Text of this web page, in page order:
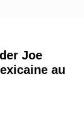
Joe
au